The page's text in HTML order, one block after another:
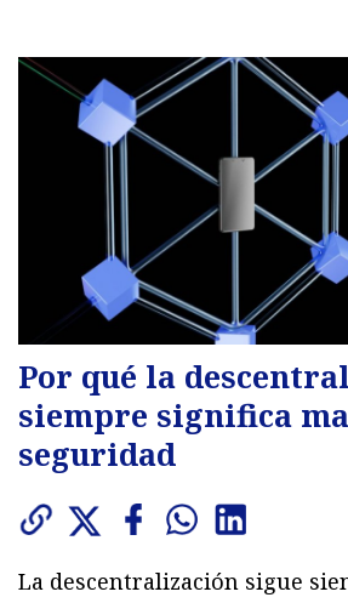
Por qué la
siempre significa
seguridad
La descentralización sigue